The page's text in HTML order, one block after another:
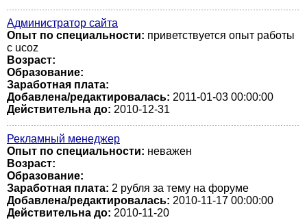
Администратор сайта
Опыт по специальности: приветствуется опыт работы
с ucoz
Возраст:
Образование:
Заработная плата:
Добавлена/редактировалась: 2011-01-03 00:00:00
Действительна до: 2010-12-31
Рекламный менеджер
Опыт по специальности: неважен
Возраст:
Образование:
Заработная плата: 2 рубля за тему на форуме
Добавлена/редактировалась: 2010-11-17 00:00:00
Действительна до: 2010-11-20